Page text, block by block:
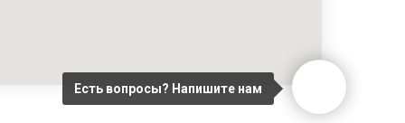
Есть вопросы? Напишите нам